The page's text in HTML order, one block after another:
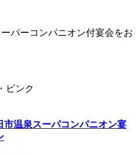
パーコンパニオン付宴会をお
ピンク
市温泉スーパコンパニオン宴